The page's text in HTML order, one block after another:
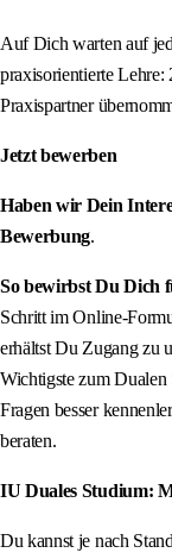
Auf Dich warten auf
praxisorientierte
Praxispartner
Jetzt bewerben
Haben wir Dein
Bewerbung.
So bewirbst Du Dich
Schritt im Online-
erhältst Du Zugang zu
Wichtigste zum
Fragen besser
beraten.
IU Duales Studium:
Du kannst je nach